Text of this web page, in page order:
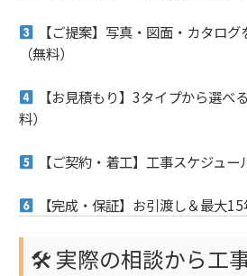
【ご提案】写真・図面・カタロ
（無料）
【お見積もり】3タイプから選べ
料）
【ご契約・着工】工事スケジュ
【完成・保証】お引渡し＆最大
🛠 実際の相談から工